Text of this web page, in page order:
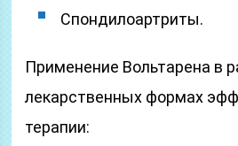
Спондилоартриты.
Применение Вольтарена в
лекарственных формах
терапии: